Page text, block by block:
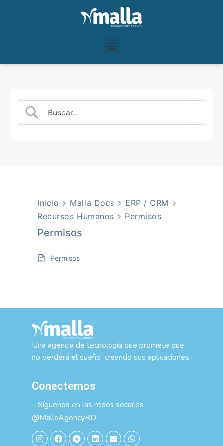
Inicio Malla Docs
ERP / CRM
Recursos Humanos
Permisos
Permisos
Permisos
Una agencia de tecnología que promete que
no perderá el sueño creando sus aplicaciones.
Conectemos
– Síguenos en las redes sociales
@MallaAgencyRD